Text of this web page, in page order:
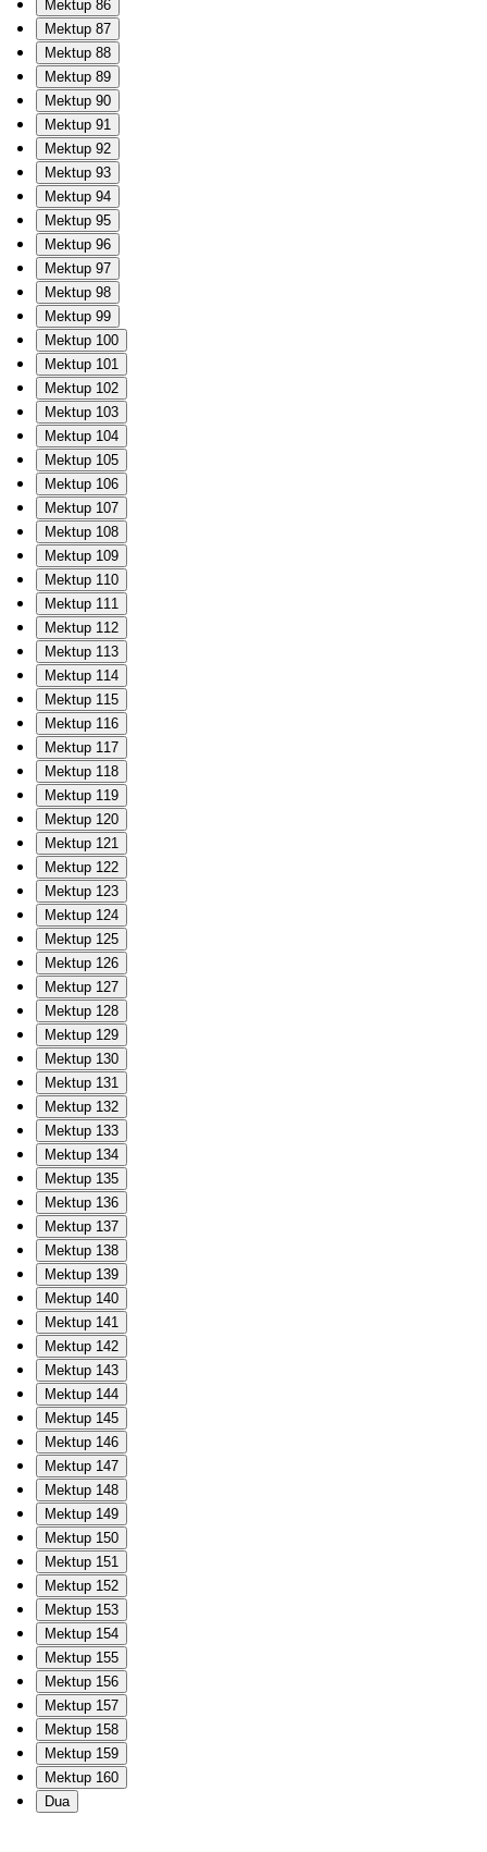
Mektup 86
Mektup 87
Mektup 88
Mektup 89
Mektup 90
Mektup 91
Mektup 92
Mektup 93
Mektup 94
Mektup 95
Mektup 96
Mektup 97
Mektup 98
Mektup 99
Mektup 100
Mektup 101
Mektup 102
Mektup 103
Mektup 104
Mektup 105
Mektup 106
Mektup 107
Mektup 108
Mektup 109
Mektup 110
Mektup 111
Mektup 112
Mektup 113
Mektup 114
Mektup 115
Mektup 116
Mektup 117
Mektup 118
Mektup 119
Mektup 120
Mektup 121
Mektup 122
Mektup 123
Mektup 124
Mektup 125
Mektup 126
Mektup 127
Mektup 128
Mektup 129
Mektup 130
Mektup 131
Mektup 132
Mektup 133
Mektup 134
Mektup 135
Mektup 136
Mektup 137
Mektup 138
Mektup 139
Mektup 140
Mektup 141
Mektup 142
Mektup 143
Mektup 144
Mektup 145
Mektup 146
Mektup 147
Mektup 148
Mektup 149
Mektup 150
Mektup 151
Mektup 152
Mektup 153
Mektup 154
Mektup 155
Mektup 156
Mektup 157
Mektup 158
Mektup 159
Mektup 160
Dua